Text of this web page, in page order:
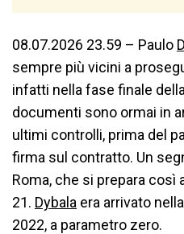
08.07.2026 23.59 – Paulo
sempre più vicini a
infatti nella fase finale
documenti sono ormai in
ultimi controlli, prima del
firma sul contratto. Un
Roma, che si prepara così
21. Dybala era arrivato
2022, a parametro zero.